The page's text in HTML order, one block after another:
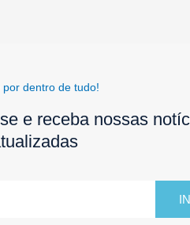
por dentro de tudo!
e receba nossas